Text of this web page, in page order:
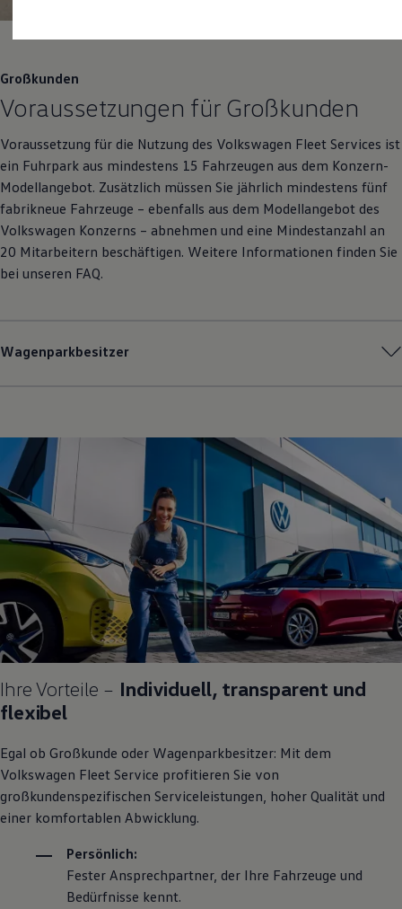
Bidirektionales Laden
Kostensimulator
Autonomes Fahren
Online Beratung
California Welt
California Club
California Magazin & Ratgeber
Vanlife
Ratgeber
Routen & Reisen
California Reisen & Erlebnisse
California App
Unternehmen
Karriere
Gesellschaft
Events
Rückblick VW Bus Festival 2023
75 Jahre Bulli Jubiläum
Bulli Magazin
Fahrzeugabholung ab Werk
Uptime
Großkunden
Voraussetzungen für Großkunden
Voraussetzung für die Nutzung des Volkswagen Fleet Services ist
ein Fuhrpark aus mindestens 15 Fahrzeugen aus dem Konzern-
Modellangebot. Zusätzlich müssen Sie jährlich mindestens fünf
fabrikneue Fahrzeuge – ebenfalls aus dem Modellangebot des
Volkswagen Konzerns – abnehmen und eine Mindestanzahl an
20 Mitarbeitern beschäftigen. Weitere Informationen finden Sie
bei unseren FAQ.
Wagenparkbesitzer
Ihre Vorteile – Individuell, transparent und
flexibel
Egal ob Großkunde oder Wagenparkbesitzer: Mit dem
Volkswagen Fleet Service profitieren Sie von
großkundenspezifischen Serviceleistungen, hoher Qualität und
einer komfortablen Abwicklung.
Persönlich:
Fester Ansprechpartner, der Ihre Fahrzeuge und
Bedürfnisse kennt.